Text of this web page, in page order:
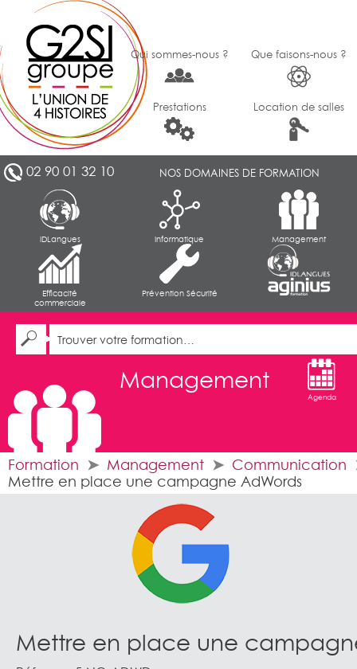
Qui sommes-nous ? Que faisons-nous ?
Prestations Location de salles
02 90 01 32 10 NOS DOMAINES DE FORMATION
IDLangues Informatique Management
Efficacité
commerciale
Prévention Sécurité
Management
Agenda
Formation Management
Communication
Mettre en place une campagne AdWords
Mettre en place une